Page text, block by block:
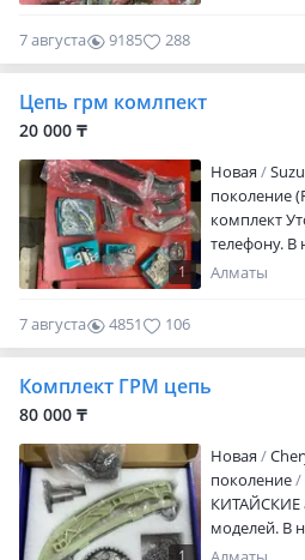
7 августа 9185 288
Цепь грм комлпект
20 000 ₸
1
Новая
поколение
комплект
телефону. В
Наличный и
находимся
доставка
Алматы
7 августа 4851 106
Комплект ГРМ цепь
80 000 ₸
1
Новая
поколение
КИТАЙСКИЕ
моделей. В